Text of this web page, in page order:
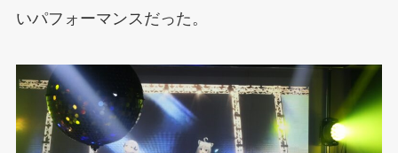
いパフォーマンスだった。